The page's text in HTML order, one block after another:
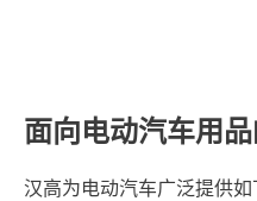
面向电动汽车用
汉高为电动汽车广泛提供